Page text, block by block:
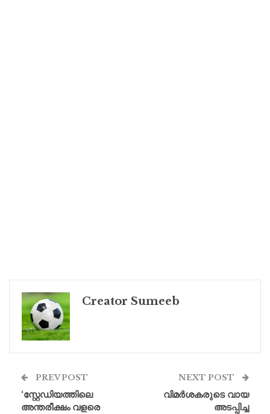
Creator Sumeeb
PREV POST
‘സ്റ്റേഡിയത്തിലെ
അന്തരീക്ഷം വളരെ
NEXT POST
വിമർശകരുടെ വായ
അടപ്പിച്ച